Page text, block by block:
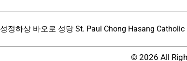
성정하상 바오로 성당 St. Paul Chong Hasang
© 2026 All